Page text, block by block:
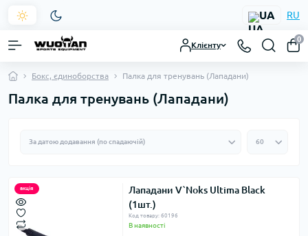
UA RU
Клієнту
0
Бокс, єдиноборства Палка для тренувань (Лападани)
Палка для тренувань (Лападани)
акція
Лападани V`Noks Ultima Black
(1шт.)
Код товару: 60196
В наявності